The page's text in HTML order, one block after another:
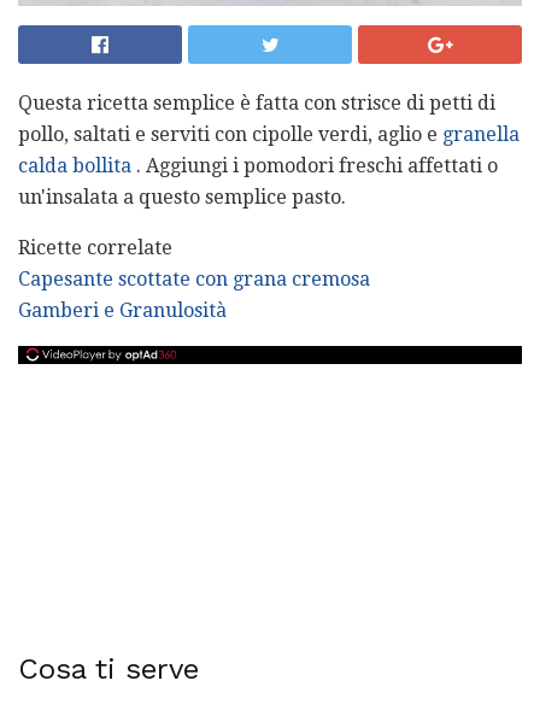
Questa ricetta semplice è fatta con strisce di petti di
pollo, saltati e serviti con cipolle verdi, aglio e granella
calda bollita . Aggiungi i pomodori freschi affettati o
un'insalata a questo semplice pasto.
Ricette correlate
Capesante scottate con grana cremosa
Gamberi e Granulosità
Cosa ti serve